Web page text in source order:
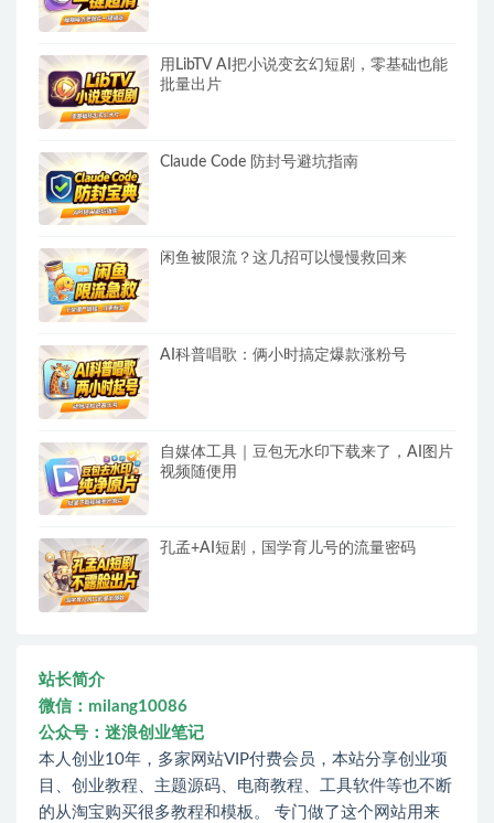
用LibTV AI把小说变玄幻短剧，零基础也能
批量出片
Claude Code 防封号避坑指南
闲鱼被限流？这几招可以慢慢救回来
AI科普唱歌：俩小时搞定爆款涨粉号
自媒体工具｜豆包无水印下载来了，AI图片
视频随便用
孔孟+AI短剧，国学育儿号的流量密码
站长简介
微信：milang10086
公众号：迷浪创业笔记
本人创业10年，多家网站VIP付费会员，本站分享创业项
目、创业教程、主题源码、电商教程、工具软件等也不断
的从淘宝购买很多教程和模板。 专门做了这个网站用来